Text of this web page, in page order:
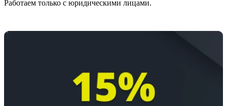
Работаем только с юридическими лицами.